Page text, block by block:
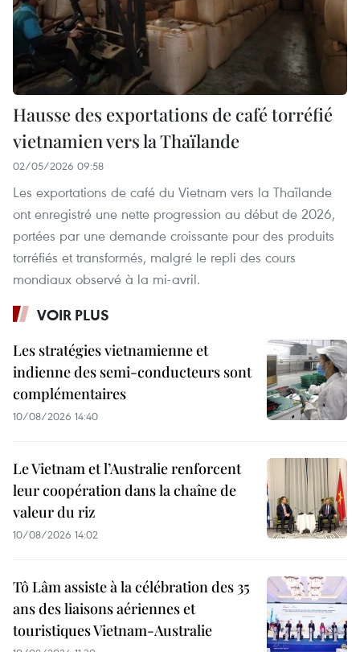
Hausse des exportations de café torréfié
vietnamien vers la Thaïlande
02/05/2026 09:58
Les exportations de café du Vietnam vers la Thaïlande
ont enregistré une nette progression au début de 2026,
portées par une demande croissante pour des produits
torréfiés et transformés, malgré le repli des cours
mondiaux observé à la mi-avril.
VOIR PLUS
Les stratégies vietnamienne et
indienne des semi-conducteurs sont
complémentaires
10/08/2026 14:40
Le Vietnam et l’Australie renforcent
leur coopération dans la chaîne de
valeur du riz
10/08/2026 14:02
Tô Lâm assiste à la célébration des 35
ans des liaisons aériennes et
touristiques Vietnam-Australie